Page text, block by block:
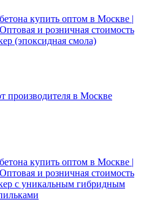
(эпоксидная смола)
с уникальным гибридным